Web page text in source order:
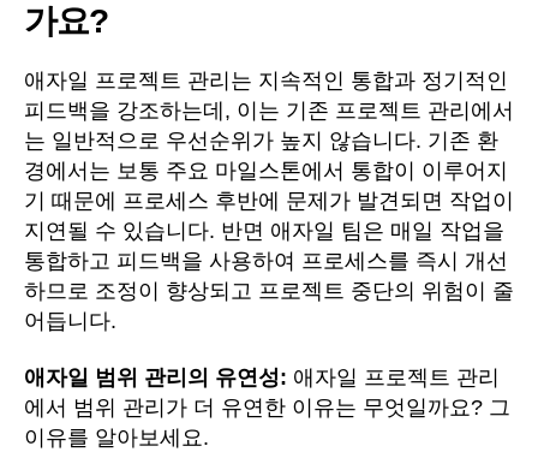
가요?
애자일 프로젝트 관리는 지속적인 통합과 정기적인
피드백을 강조하는데, 이는 기존 프로젝트 관리에서
는 일반적으로 우선순위가 높지 않습니다. 기존 환
경에서는 보통 주요 마일스톤에서 통합이 이루어지
기 때문에 프로세스 후반에 문제가 발견되면 작업이
지연될 수 있습니다. 반면 애자일 팀은 매일 작업을
통합하고 피드백을 사용하여 프로세스를 즉시 개선
하므로 조정이 향상되고 프로젝트 중단의 위험이 줄
어듭니다.
애자일 범위 관리의 유연성: 애자일 프로젝트 관리
에서 범위 관리가 더 유연한 이유는 무엇일까요? 그
이유를 알아보세요.